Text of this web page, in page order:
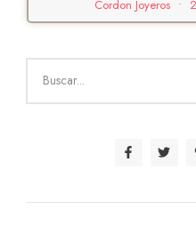
Cordon Joyeros